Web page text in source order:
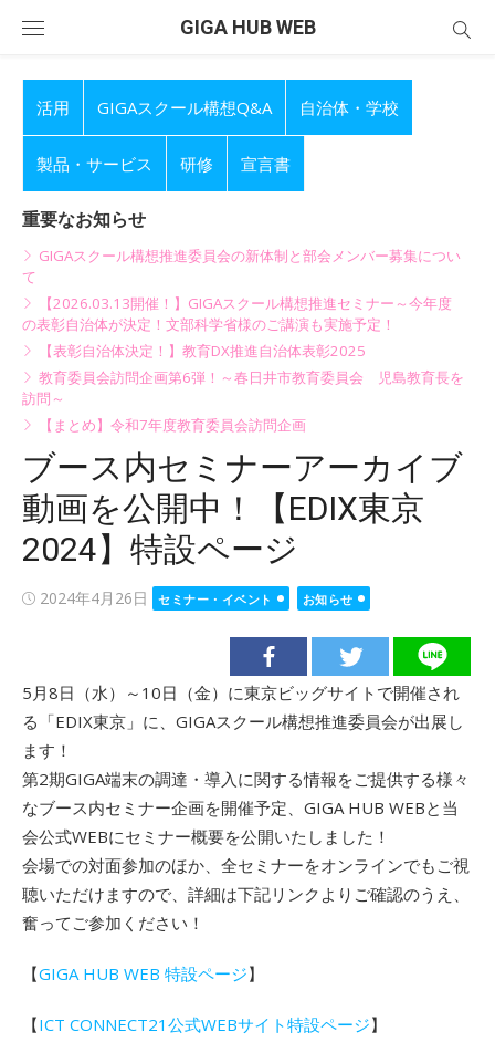
GIGA HUB WEB
活用 GIGAスクール構想Q&A 自治体・学校
製品・サービス 研修 宣言書
重要なお知らせ
GIGAスクール構想推進委員会の新体制と部会メンバー募集につい
て
【2026.03.13開催！】GIGAスクール構想推進セミナー～今年度
の表彰自治体が決定！文部科学省様のご講演も実施予定！
【表彰自治体決定！】教育DX推進自治体表彰2025
教育委員会訪問企画第6弾！～春日井市教育委員会 児島教育長を
訪問～
【まとめ】令和7年度教育委員会訪問企画
ブース内セミナーアーカイブ
動画を公開中！【EDIX東京
2024】特設ページ
Posted
2024年4月26日 セミナー・イベント お知らせ
5月8日（水）～10日（金）に東京ビッグサイトで開催され
る「EDIX東京」に、GIGAスクール構想推進委員会が出展し
ます！
第2期GIGA端末の調達・導入に関する情報をご提供する様々
なブース内セミナー企画を開催予定、GIGA HUB WEBと当
会公式WEBにセミナー概要を公開いたしました！
会場での対面参加のほか、全セミナーをオンラインでもご視
聴いただけますので、詳細は下記リンクよりご確認のうえ、
奮ってご参加ください！
【GIGA HUB WEB 特設ページ】
【ICT CONNECT21公式WEBサイト特設ページ】